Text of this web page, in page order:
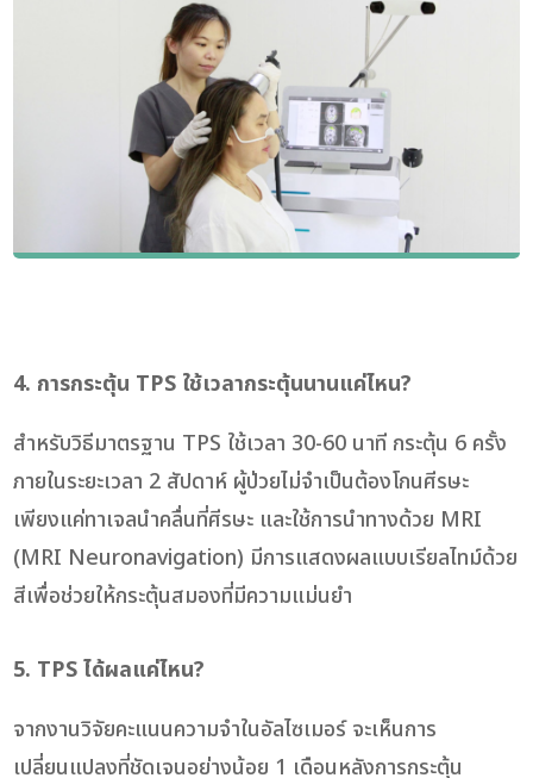
4. การกระตุ้น TPS ใช้เวลากระตุ้นนานแค่ไหน?
สำหรับวิธีมาตรฐาน TPS ใช้เวลา 30-60 นาที กระตุ้น 6 ครั้ง
ภายในระยะเวลา 2 สัปดาห์ ผู้ป่วยไม่จำเป็นต้องโกนศีรษะ
เพียงแค่ทาเจลนำคลื่นที่ศีรษะ และใช้การนำทางด้วย MRI
(MRI Neuronavigation) มีการแสดงผลแบบเรียลไทม์ด้วย
สีเพื่อช่วยให้กระตุ้นสมองที่มีความแม่นยำ
5. TPS ได้ผลแค่ไหน?
จากงานวิจัยคะแนนความจำในอัลไซเมอร์ จะเห็นการ
เปลี่ยนแปลงที่ชัดเจนอย่างน้อย 1 เดือนหลังการกระตุ้น